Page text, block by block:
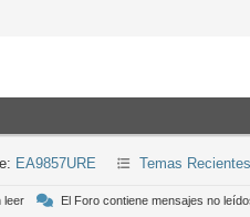
EA9857URE Temas Recientes
leer
El Foro contiene mensajes no